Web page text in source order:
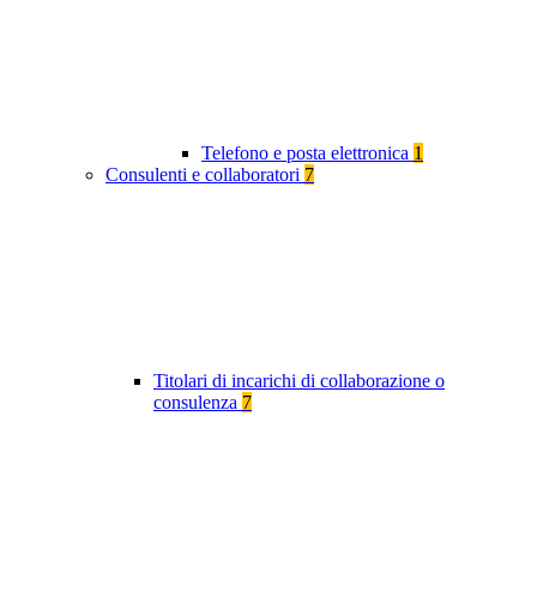
Telefono e posta elettronica 1
Consulenti e collaboratori 7
Titolari di incarichi di collaborazione o
consulenza 7